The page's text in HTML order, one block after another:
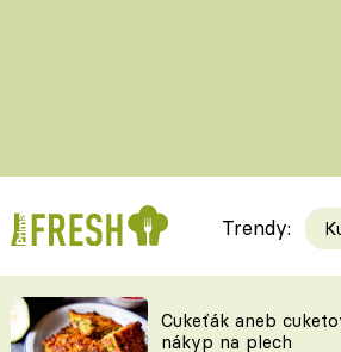
Trendy:
Cukeťák aneb
nákyp na plech